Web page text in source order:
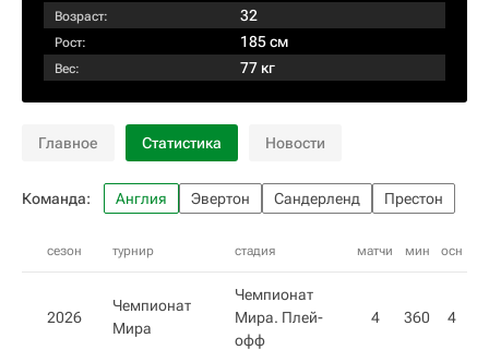
Возраст: 32
Рост: 185 см
Вес: 77 кг
Главное Статистика Новости
Команда: Англия Эвертон Сандерленд Престон
сезон турнир стадия матчи мин осн
2026
Чемпионат
Мира
Чемпионат
Мира. Плей-
офф
4 360 4